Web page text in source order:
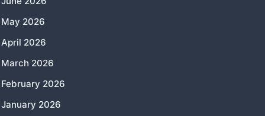
May 2026
April 2026
March 2026
February 2026
January 2026